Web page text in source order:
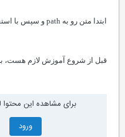
ابتدا متن رو به و سپس با
قبل از شروع آموزش لازم هست،
برای مشاهده این محتوا
ورود